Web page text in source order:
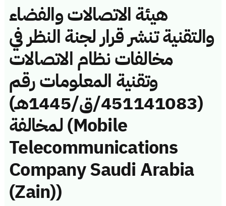
هيئة الاتصالات والفضاء
والتقنية تنشر قرار لجنة النظر في
مخالفات نظام الاتصالات
وتقنية المعلومات رقم
(451141083/ق/1445هـ)
لمخالفة (Mobile
Telecommunications
Company Saudi Arabia
(Zain))